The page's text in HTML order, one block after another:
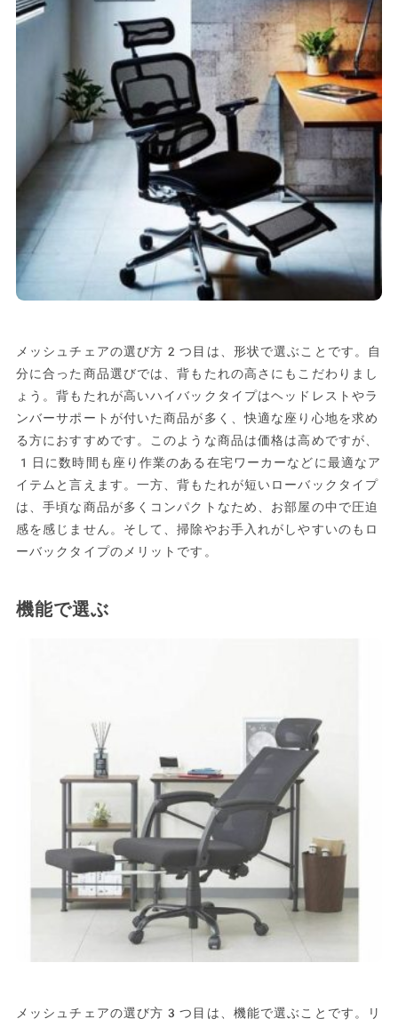
メッシュチェアの選び方2つ目は、形状で選ぶことです。自
分に合った商品選びでは、背もたれの高さにもこだわりまし
ょう。背もたれが高いハイバックタイプはヘッドレストやラ
ンバーサポートが付いた商品が多く、快適な座り心地を求め
る方におすすめです。このような商品は価格は高めですが、
1日に数時間も座り作業のある在宅ワーカーなどに最適なア
イテムと言えます。一方、背もたれが短いローバックタイプ
は、手頃な商品が多くコンパクトなため、お部屋の中で圧迫
感を感じません。そして、掃除やお手入れがしやすいのもロ
ーバックタイプのメリットです。
機能で選ぶ
メッシュチェアの選び方3つ目は、機能で選ぶことです。リ